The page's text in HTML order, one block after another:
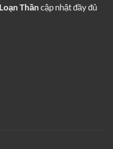
Thầncập nhật đầy đủ